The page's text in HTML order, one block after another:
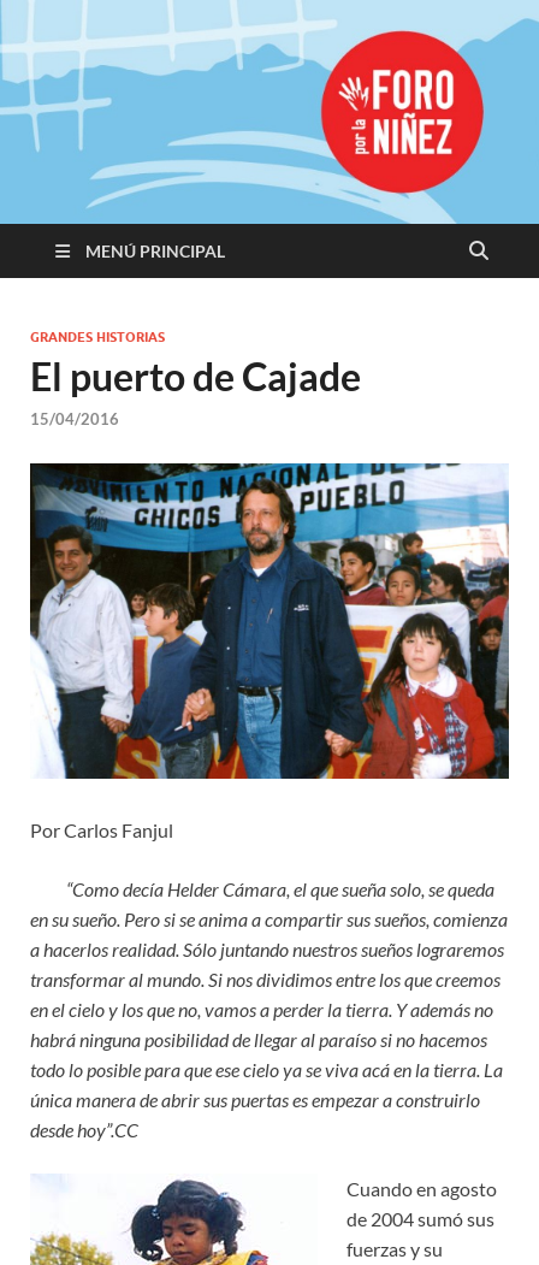
Promoviendo
Derechos,
Construimos
Igualdad
MENÚ PRINCIPAL
GRANDES HISTORIAS
El puerto de Cajade
15/04/2016
Por Carlos Fanjul
“Como decía Helder Cámara, el que sueña solo, se queda
en su sueño. Pero si se anima a compartir sus sueños, comienza
a hacerlos realidad. Sólo juntando nuestros sueños lograremos
transformar al mundo. Si nos dividimos entre los que creemos
en el cielo y los que no, vamos a perder la tierra. Y además no
habrá ninguna posibilidad de llegar al paraíso si no hacemos
todo lo posible para que ese cielo ya se viva acá en la tierra. La
única manera de abrir sus puertas es empezar a construirlo
desde hoy”.CC
Cuando en agosto
de 2004 sumó sus
fuerzas y su